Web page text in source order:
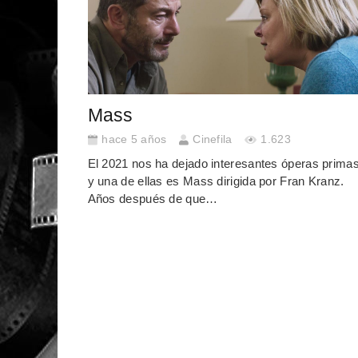
Mass
hace 5 años Cinefila 1.623
El 2021 nos ha dejado interesantes óperas
y una de ellas es Mass dirigida por Fran Kranz.
Años después de que…